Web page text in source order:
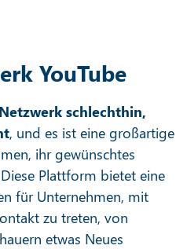
YouTube
schlechthin,
, und es ist eine großartige
ihr gewünschtes
Plattform bietet eine
für Unternehmen, mit
zu treten, von
etwas Neues